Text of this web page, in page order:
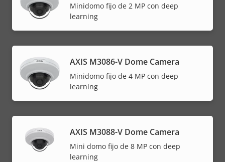
Minidomo fijo de 2 MP con deep
learning
AXIS M3086-V Dome Camera
Minidomo fijo de 4 MP con deep
learning
AXIS M3088-V Dome Camera
Mini domo fijo de 8 MP con deep
learning